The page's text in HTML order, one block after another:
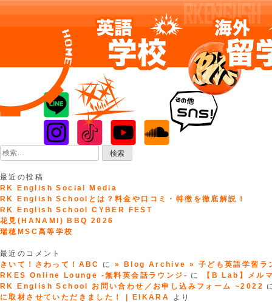
to
content
検
索:
最近の投稿
RK English Social Media
RK English Schoolとは？料金や口コミ・特徴を徹底解説！
RK English School CYBER FEST
花見(HANAMI) BBQ 2026
瑞穂MSC高等学校
最近のコメント
きいて！さわって！ABC
に» Blog Archive » 子ども英語学習ラ
RKES Online Lounge -無料英会話ラウンジ- に
【B Lab】メ
RK English School お問い合わせ／お申し込みフォーム ~2022
に取材させていただきました！ | EIKARA
より